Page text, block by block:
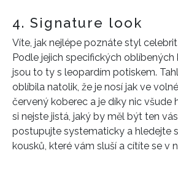
4. Signature look
Víte, jak nejlépe poznáte styl
Podle jejich specifických oblíbených
jsou to ty s leopardím potiskem.
oblíbila natolik, že je nosí jak ve
červený koberec a je díky nic všude
si nejste jistá, jaký by měl být ten
postupujte systematicky a hledejte
kousků, které vám sluší a cítíte se v